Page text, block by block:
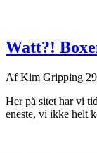
Watt?!
AfKim Gripping
Her på sitet har vi
eneste, vi ikke helt